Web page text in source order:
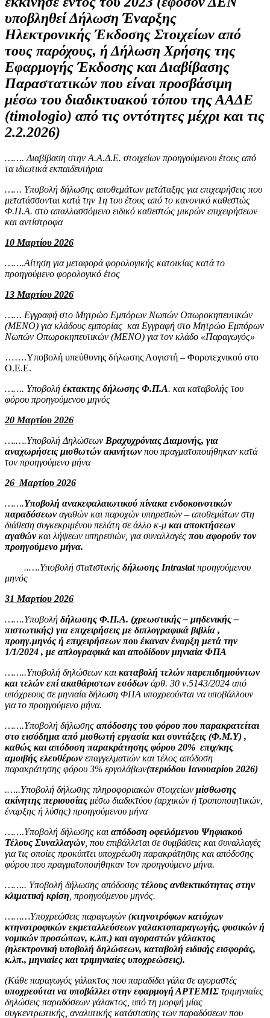
υποβληθεί Δήλωση Έναρξης
Ηλεκτρονικής Έκδοσης Στοιχείων από
τους παρόχους, ή Δήλωση Χρήσης της
Εφαρμογής Έκδοσης και Διαβίβασης
Παραστατικών που είναι προσβάσιμη
μέσω του διαδικτυακού τόπου της ΑΑΔΕ
(timologio) από τις οντότητες μέχρι και τις
2.2.2026)
……. Διαβίβαση στην Α.Α.Δ.Ε. στοιχείων προηγούμενου έτους από
τα ιδιωτικά εκπαιδευτήρια
…… Υποβολή δήλωσης αποθεμάτων μετάταξης για επιχειρήσεις που
μετατάσσονται κατά την 1η του έτους από το κανονικό καθεστώς
Φ.Π.Α. στο απαλλασσόμενο ειδικό καθεστώς μικρών επιχειρήσεων
και αντίστροφα
10 Μαρτίου 2026
…….Αίτηση για μεταφορά φορολογικής κατοικίας κατά το
προηγούμενο φορολογικό έτος
13 Μαρτίου 2026
…… Εγγραφή στο Μητρώο Εμπόρων Νωπών Οπωροκηπευτικών
(ΜΕΝΟ) για κλάδους εμπορίας και Εγγραφή στο Μητρώο Εμπόρων
Νωπών Οπωροκηπευτικών (ΜΕΝΟ) για τον κλάδο «Παραγωγός»
…….Υποβολή υπεύθυνης δήλωσης Λογιστή – Φοροτεχνικού στο
Ο.Ε.Ε.
……. Υποβολή έκτακτης δήλωσης Φ.Π.Α. και καταβολής του
φόρου προηγούμενου μηνός
20 Μαρτίου 2026
….….Υποβολή Δηλώσεων Βραχυχρόνιας Διαμονής, για
αναχωρήσεις μισθωτών ακινήτωνπου πραγματοποιήθηκαν κατά
τον προηγούμενο μήνα
26 Μαρτίου 2026
…….Υποβολή ανακεφαλαιωτικού πίνακα ενδοκοινοτικών
παραδόσεωναγαθών και παροχών υπηρεσιών – αποθεμάτων στη
διάθεση συγκεκριμένου πελάτη σε άλλο κ-μ και αποκτήσεων
αγαθώνκαι λήψεων υπηρεσιών, για συναλλαγές που αφορούν τον
προηγούμενο μήνα.
..….Υποβολή στατιστικής δήλωσης Intrastatπροηγούμενου
μηνός
31 Μαρτίου 2026
…….Υποβολή δήλωσης Φ.Π.Α. (χρεωστικής – μηδενικής –
πιστωτικής) για επιχειρήσεις με διπλογραφικά βιβλία ,
προηγ.μηνός ή επιχειρήσεων που έκαναν έναρξη μετά την
1/1/2024 , με απλογραφικά και αποδίδουν μηνιαία ΦΠΑ
……..Υποβολή δηλώσεων και καταβολή τελών παρεπιδημούντων
και τελών επί ακαθάριστων εσόδωνάρθ. 30 ν.5143/2024 από
υπόχρεους σε μηνιαία δήλωση ΦΠΑ υποχρεούνται να υποβάλλουν
για το προηγούμενο μήνα.
…….Υποβολή δήλωσης απόδοσης του φόρου που παρακρατείται
στο εισόδημα από μισθωτή εργασία και συντάξεις (Φ.Μ.Υ) ,
καθώς και απόδοση παρακράτησης φόρου 20% επιχ/κης
αμοιβής ελευθέρωνεπαγγελματιών και τέλος απόδοση
παρακράτησης φόρου 3% εργολάβων(περιόδου Ιανουαρίου 2026)
.…..Υποβολή δήλωσης πληροφοριακών στοιχείων μίσθωσης
ακίνητης περιουσίας μέσω διαδικτύου (αρχικών ή τροποποιητικών,
έναρξης ή λύσης) προηγούμενου μήνα
…….Υποβολή δήλωσης και απόδοση οφειλόμενου Ψηφιακού
Τέλους Συναλλαγών, που επιβάλλεται σε συμβάσεις και συναλλαγές
για τις οποίες προκύπτει υποχρέωση παρακράτησης και απόδοσης
φόρου που πραγματοποιήθηκαν τον προηγούμενο μήνα.
…….. Υποβολή δήλωσης απόδοσης τέλους ανθεκτικότητας στην
κλιματική κρίση , προηγούμενου μηνός.
………Υποχρεώσεις παραγωγών (κτηνοτρόφων κατόχων
κτηνοτροφικών εκμεταλλεύσεων γαλακτοπαραγωγής, φυσικών ή
νομικών προσώπων, κ.λπ.) και αγοραστών γάλακτος
(ηλεκτρονική υποβολή δηλώσεων, καταβολή ειδικής εισφοράς,
κ.λπ., μηνιαίες και τριμηνιαίες υποχρεώσεις).
(Κάθε παραγωγός γάλακτος που παραδίδει γάλα σε αγοραστές
υποχρεούται να υποβάλλει στην εφαρμογή ΑΡΤΕΜΙΣ τριμηνιαίες
δηλώσεις παραδόσεων γάλακτος, υπό τη μορφή μίας
συγκεντρωτικής, αναλυτικής κατάστασης των παραδόσεων που